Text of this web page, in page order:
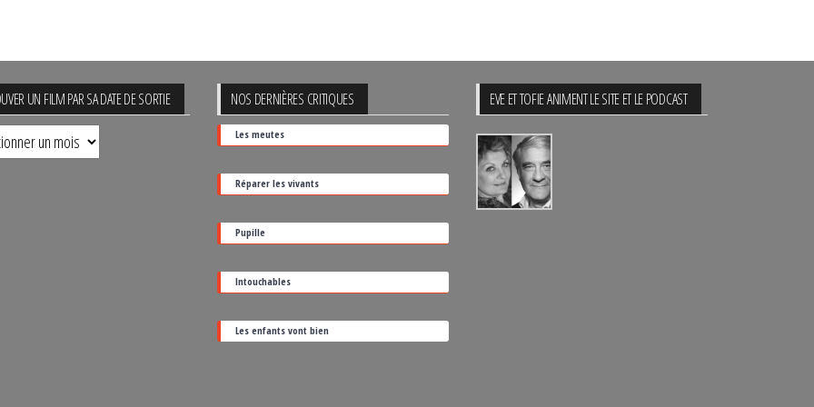
UN FILM PAR SA DATE DE SORTIE NOS DERNIÈRES CRITIQUES
Les meutes
Réparer les vivants
Pupille
Intouchables
Les enfants vont bien
EVE ET TOFIE ANIMENT LE SITE ET LE PODCAST